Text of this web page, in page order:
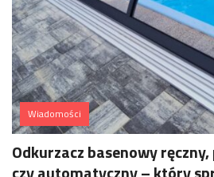
Wiadomości
Odkurzacz basenowy